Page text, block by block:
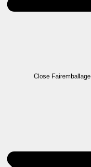
Close Fairemballage